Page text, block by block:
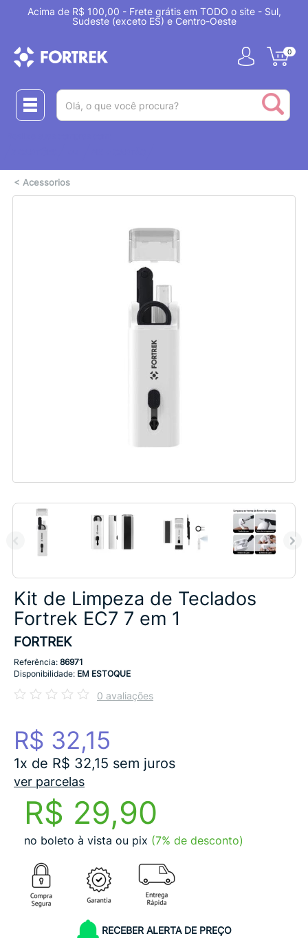
Acima de R$ 100,00 - Frete grátis em TODO o site - Sul,
Sudeste (exceto ES) e Centro-Oeste
0
< Acessorios
Kit de Limpeza de Teclados
Fortrek EC7 7 em 1
FORTREK
Referência: 86971
Disponibilidade: EM ESTOQUE
0 avaliações
R$ 32,15
1x de R$ 32,15 sem juros
ver parcelas
R$ 29,90
no boleto à vista ou pix (7% de desconto)
RECEBER ALERTA DE PREÇO